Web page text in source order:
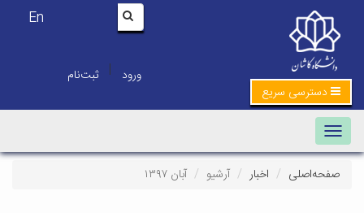
En
ورود | ثبت‌نام
دسترسی سریع
Toggle navigation
صفحه‌اصلی اخبار آرشیو آبان ۱۳۹۷